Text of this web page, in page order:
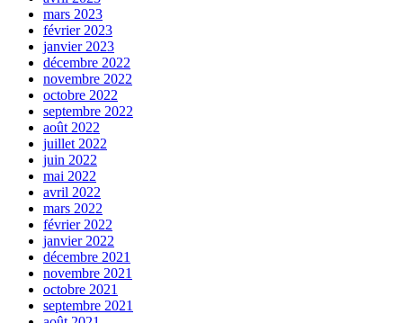
mars 2023
février 2023
janvier 2023
décembre 2022
novembre 2022
octobre 2022
septembre 2022
août 2022
juillet 2022
juin 2022
mai 2022
avril 2022
mars 2022
février 2022
janvier 2022
décembre 2021
novembre 2021
octobre 2021
septembre 2021